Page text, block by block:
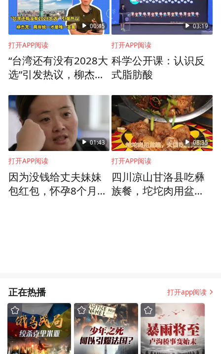
00:45
打开APP阅读
“台湾还有没有2028大
选”引发热议，柳杰
一答案
03:19
打开APP阅读
科学公开课：认识反
式脂肪酸
01:43
打开APP阅读
因为没钱给丈夫妹妹
包红包，怀孕8个月的
08:35
打开APP阅读
四川凉山甘洛县吃彝
族餐，坨坨肉用盆
正在热播 打开app阅读